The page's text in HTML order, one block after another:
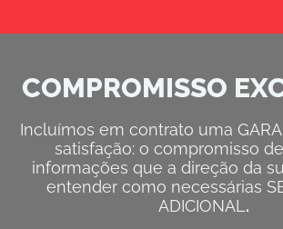
COMPROMISSO
Incluímos em contrato uma
satisfação: o compromisso
informações que a direção da
entender como necessárias
ADICIONAL .